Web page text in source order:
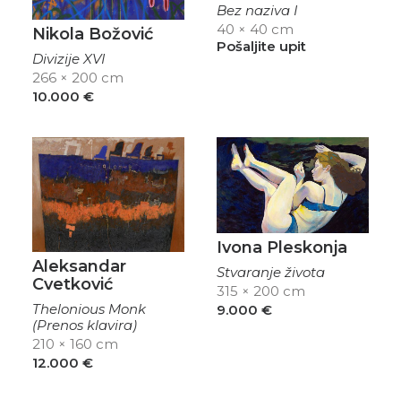
Nikola Božović
Divizije XVI
266 × 200 cm
10.000 €
Bez naziva I
40 × 40 cm
Pošaljite upit
Aleksandar
Cvetković
Thelonious Monk
(Prenos klavira)
210 × 160 cm
12.000 €
Ivona Pleskonja
Stvaranje života
315 × 200 cm
9.000 €